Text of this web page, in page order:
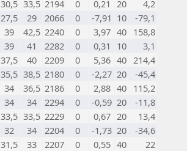
30,5 33,5 2194 0 0,21 20
4,2
27,5 29 2066 0 -7,91 10
-79,1
39 42,5 2240 0 3,97 40 158,8
39 41 2282 0 0,31 10
3,1
37,5 40 2209 0 5,36 40 214,4
35,5 38,5 2180 0 -2,27 20
-45,4
34 36,5 2186 0 2,88 40 115,2
34 34 2294 0 -0,59 20
-11,8
33,5 33,5 2229 0 0,67 20
13,4
32 34 2204 0 -1,73 20
-34,6
31,5 33 2207 0 0,55 40
22